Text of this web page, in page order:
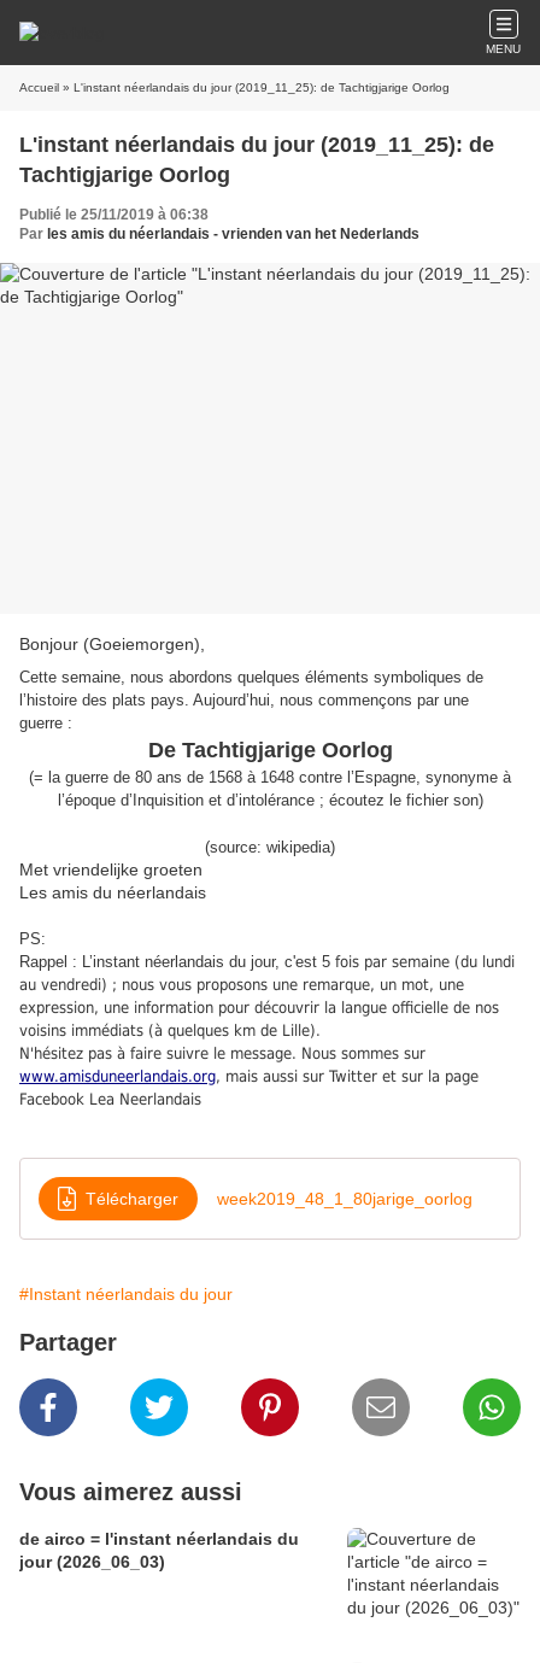
MENU
Accueil » L'instant néerlandais du jour (2019_11_25): de Tachtigjarige Oorlog
L'instant néerlandais du jour (2019_11_25): de
Tachtigjarige Oorlog
Publié le 25/11/2019 à 06:38
Par les amis du néerlandais - vrienden van het Nederlands
Bonjour (Goeiemorgen),
Cette semaine, nous abordons quelques éléments symboliques de
l’histoire des plats pays. Aujourd’hui, nous commençons par une
guerre :
De Tachtigjarige Oorlog
(= la guerre de 80 ans de 1568 à 1648 contre l’Espagne, synonyme à
l’époque d’Inquisition et d’intolérance ; écoutez le fichier son)
(source: wikipedia)
Met vriendelijke groeten
Les amis du néerlandais
PS:
Rappel : L’instant néerlandais du jour, c'est 5 fois par semaine (du lundi
au vendredi) ; nous vous proposons une remarque, un mot, une
expression, une information pour découvrir la langue officielle de nos
voisins immédiats (à quelques km de Lille).
N'hésitez pas à faire suivre le message. Nous sommes sur
www.amisduneerlandais.org, mais aussi sur Twitter et sur la page
Facebook Lea Neerlandais
Télécharger week2019_48_1_80jarige_oorlog
#Instant néerlandais du jour
Partager
Vous aimerez aussi
de airco = l'instant néerlandais du
jour (2026_06_03)